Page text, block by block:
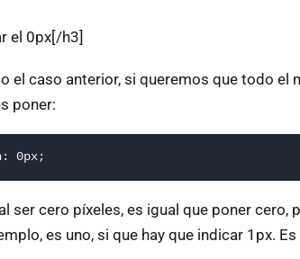
el 0px[/h3]
el caso anterior, si queremos que todo el
poner:
0px;
ser cero píxeles, es igual que poner cero,
es uno, si que hay que indicar 1px.